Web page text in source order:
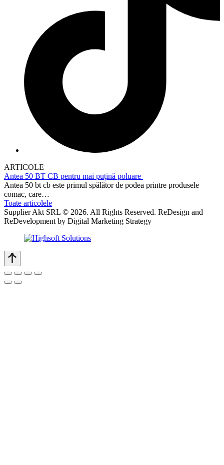
ARTICOLE
Antea 50 BT CB pentru mai puțină poluare
Antea 50 bt cb este primul spălător de podea printre produsele
comac, care…
Toate articolele
Supplier Akt SRL © 2026. All Rights Reserved. ReDesign and
ReDevelopment by Digital Marketing Strategy